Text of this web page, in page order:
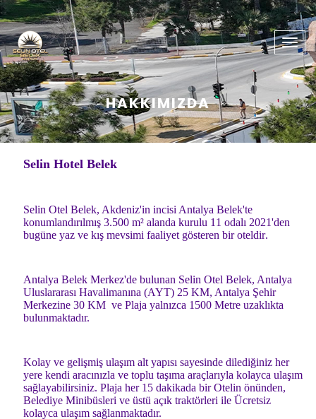
HAKKIMIZDA
Selin Hotel Belek
Selin Otel Belek, Akdeniz'in incisi Antalya Belek'te
konumlandırılmış 3.500 m² alanda kurulu 11 odalı 2021'den
bugüne yaz ve kış mevsimi faaliyet gösteren bir oteldir.
Antalya Belek Merkez'de bulunan Selin Otel Belek, Antalya
Uluslararası Havalimanına (AYT) 25 KM, Antalya Şehir
Merkezine 30 KM ve Plaja yalnızca 1500 Metre uzaklıkta
bulunmaktadır.
Kolay ve gelişmiş ulaşım alt yapısı sayesinde dilediğiniz her
yere kendi aracınızla ve toplu taşıma araçlarıyla kolayca ulaşım
sağlayabilirsiniz. Plaja her 15 dakikada bir Otelin önünden,
Belediye Minibüsleri ve üstü açık traktörleri ile Ücretsiz
kolayca ulaşım sağlanmaktadır.